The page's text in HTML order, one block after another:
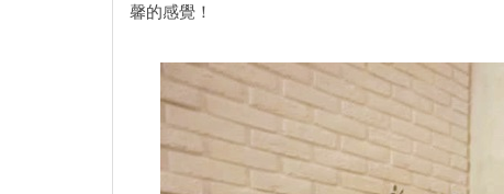
馨的感覺！